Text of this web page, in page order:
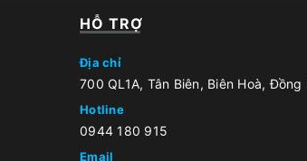
HỖ TRỢ
Địa chỉ
700 QL1A, Tân Biên, Biên Hoà, Đồng
Hotline
0944 180 915
Email